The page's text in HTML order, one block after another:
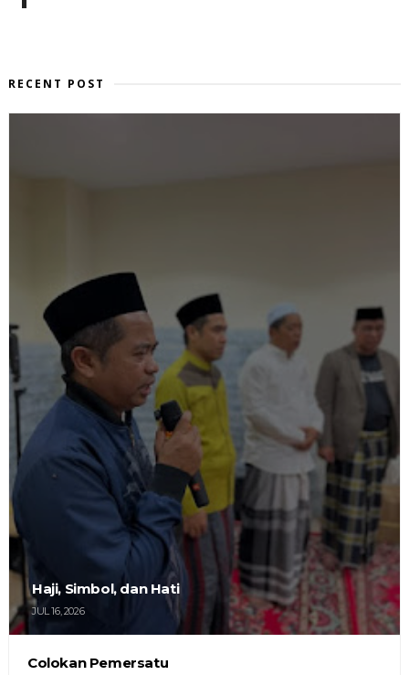
RECENT POST
Haji, Simbol, dan Hati
JUL 16, 2026
Colokan Pemersatu